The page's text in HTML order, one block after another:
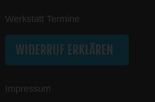
Werkstatt Termine
WIDERRUF ERKLÄREN
Impressum